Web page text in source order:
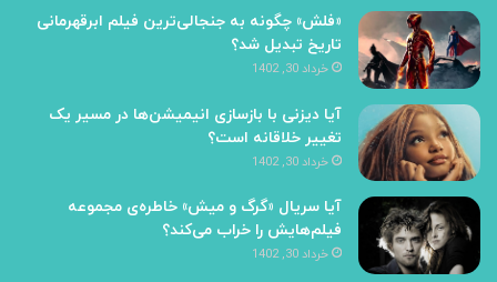
«فلش» چگونه به جنجالی‌ترین فیلم ابرقهرمانی
تاریخ تبدیل شد؟
خرداد 30, 1402
آیا دیزنی با بازسازی انیمیشن‌ها در مسیر یک
تغییر خلاقانه است؟
خرداد 30, 1402
آیا سریال «گرگ و میش» خاطره‌ی مجموعه‌
فیلم‌هایش را خراب می‌کند؟
خرداد 30, 1402